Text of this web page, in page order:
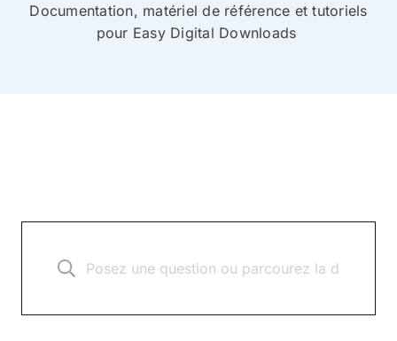
Documentation, matériel de référence et tutoriels
pour Easy Digital Downloads